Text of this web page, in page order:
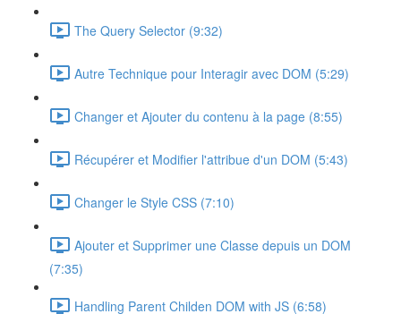
The Query Selector (9:32)
Autre Technique pour Interagir avec DOM (5:29)
Changer et Ajouter du contenu à la page (8:55)
Récupérer et Modifier l'attribue d'un DOM (5:43)
Changer le Style CSS (7:10)
Ajouter et Supprimer une Classe depuis un DOM
(7:35)
Handling Parent Childen DOM with JS (6:58)